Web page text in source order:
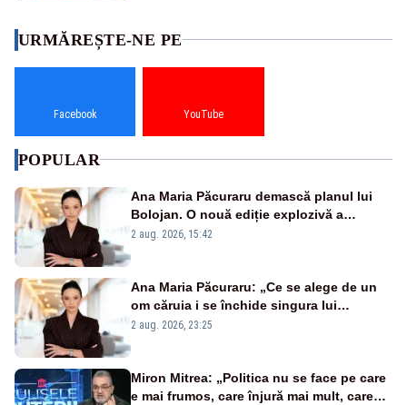
URMĂREȘTE-NE PE
Facebook YouTube
POPULAR
Ana Maria Păcuraru demască planul lui
Bolojan. O nouă ediție explozivă a
emisiunii „Miza Zilei” la Realitatea PLUS
2 aug. 2026, 15:42
Ana Maria Păcuraru: „Ce se alege de un
om căruia i se închide singura lui
portiță?”
2 aug. 2026, 23:25
Miron Mitrea: „Politica nu se face pe care
e mai frumos, care înjură mai mult, care